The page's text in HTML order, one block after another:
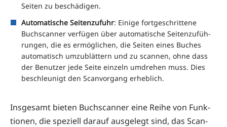
Sei­ten zu beschädigen.
Auto­ma­ti­sche Sei­ten­zu­fuhr: Eini­ge fort­ge­schrit­te­ne
Buch­scan­ner ver­fü­gen über auto­ma­ti­sche Sei­ten­zu­füh­
run­gen, die es ermög­li­chen, die Sei­ten eines Buches
auto­ma­tisch umzu­blät­tern und zu scan­nen, ohne dass
der Benut­zer jede Sei­te ein­zeln umdre­hen muss. Dies
beschleu­nigt den Scan­vor­gang erheblich.
Ins­ge­samt bie­ten Buch­scan­ner eine Rei­he von Funk­
tio­nen, die spe­zi­ell dar­auf aus­ge­legt sind, das Scan­